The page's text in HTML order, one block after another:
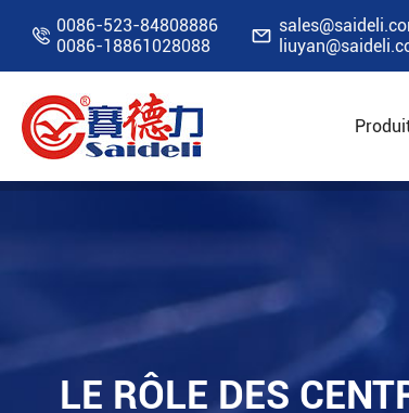
 0086-523-84808886
0086-18861028088

Accueil Ressources
LE RÔLE DES